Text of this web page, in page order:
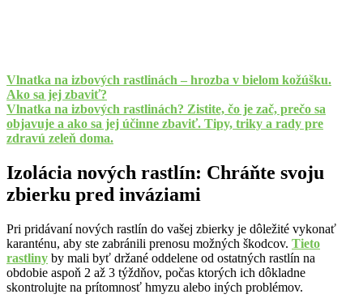
Vlnatka na izbových rastlinách – hrozba v bielom kožúšku.
Ako sa jej zbaviť?
Vlnatka na izbových rastlinách? Zistite, čo je zač, prečo sa
objavuje a ako sa jej účinne zbaviť. Tipy, triky a rady pre
zdravú zeleň doma.
Izolácia nových rastlín: Chráňte svoju
zbierku pred inváziami
Pri pridávaní nových rastlín do vašej zbierky je dôležité vykonať
karanténu, aby ste zabránili prenosu možných škodcov. Tieto
rastliny by mali byť držané oddelene od ostatných rastlín na
obdobie aspoň 2 až 3 týždňov, počas ktorých ich dôkladne
skontrolujte na prítomnosť hmyzu alebo iných problémov.